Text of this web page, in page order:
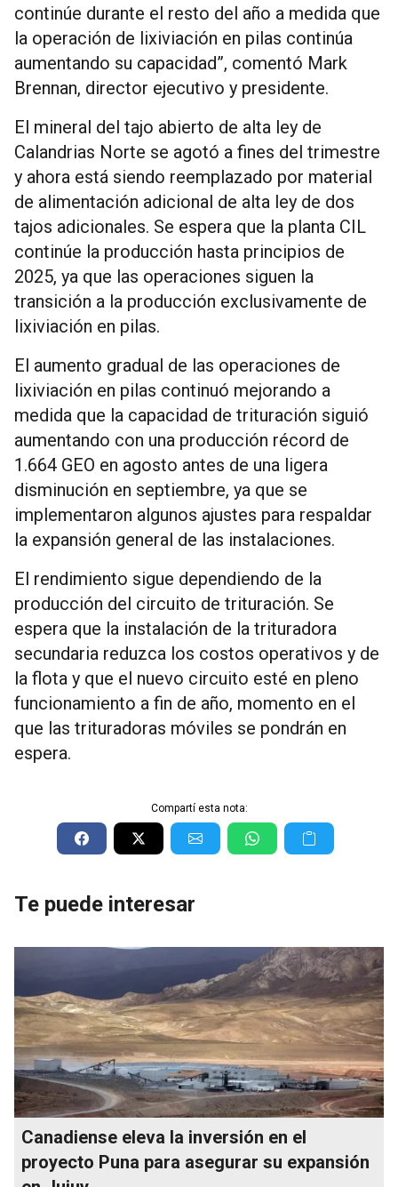
continúe durante el resto del año a medida que
la operación de lixiviación en pilas continúa
aumentando su capacidad”, comentó Mark
Brennan, director ejecutivo y presidente.
El mineral del tajo abierto de alta ley de
Calandrias Norte se agotó a fines del trimestre
y ahora está siendo reemplazado por material
de alimentación adicional de alta ley de dos
tajos adicionales. Se espera que la planta CIL
continúe la producción hasta principios de
2025, ya que las operaciones siguen la
transición a la producción exclusivamente de
lixiviación en pilas.
El aumento gradual de las operaciones de
lixiviación en pilas continuó mejorando a
medida que la capacidad de trituración siguió
aumentando con una producción récord de
1.664 GEO en agosto antes de una ligera
disminución en septiembre, ya que se
implementaron algunos ajustes para respaldar
la expansión general de las instalaciones.
El rendimiento sigue dependiendo de la
producción del circuito de trituración. Se
espera que la instalación de la trituradora
secundaria reduzca los costos operativos y de
la flota y que el nuevo circuito esté en pleno
funcionamiento a fin de año, momento en el
que las trituradoras móviles se pondrán en
espera.
Compartí esta nota:
Te puede interesar
Canadiense eleva la inversión en el
proyecto Puna para asegurar su expansión